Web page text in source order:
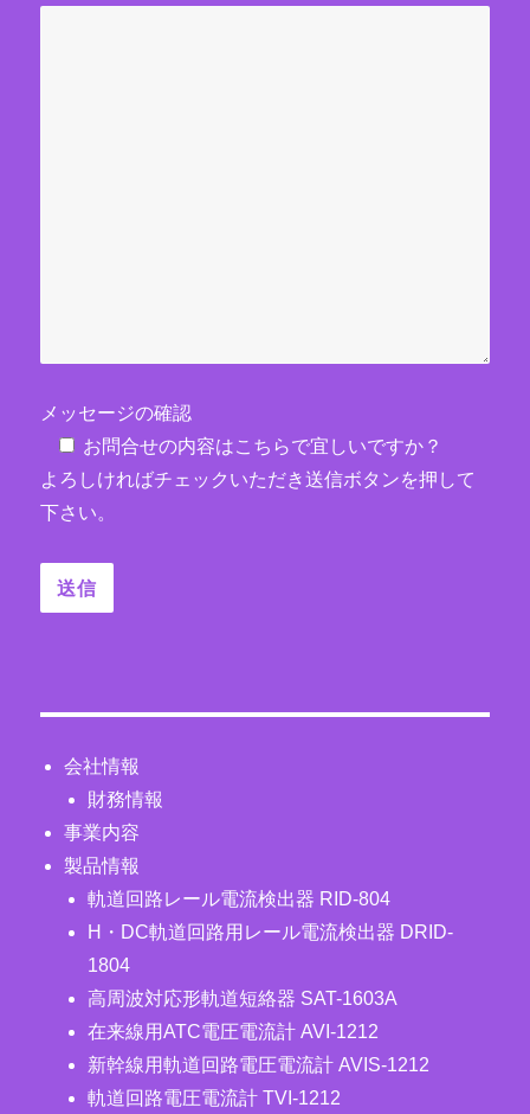
メッセージの確認
お問合せの内容はこちらで宜しいですか？
よろしければチェックいただき送信ボタンを押して
下さい。
会社情報
財務情報
事業内容
製品情報
軌道回路レール電流検出器 RID-804
H・DC軌道回路用レール電流検出器 DRID-
1804
高周波対応形軌道短絡器 SAT-1603A
在来線用ATC電圧電流計 AVI-1212
新幹線用軌道回路電圧電流計 AVIS-1212
軌道回路電圧電流計 TVI-1212